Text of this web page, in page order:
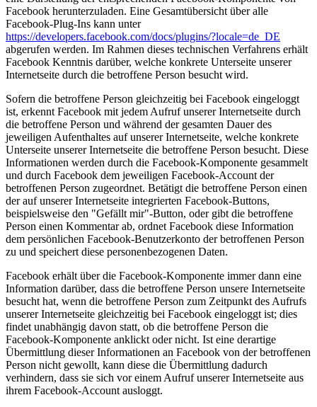
Facebook herunterzuladen. Eine Gesamtübersicht über alle
Facebook-Plug-Ins kann unter
https://developers.facebook.com/docs/plugins/?locale=de_DE
abgerufen werden. Im Rahmen dieses technischen Verfahrens erhält
Facebook Kenntnis darüber, welche konkrete Unterseite unserer
Internetseite durch die betroffene Person besucht wird.
Sofern die betroffene Person gleichzeitig bei Facebook eingeloggt
ist, erkennt Facebook mit jedem Aufruf unserer Internetseite durch
die betroffene Person und während der gesamten Dauer des
jeweiligen Aufenthaltes auf unserer Internetseite, welche konkrete
Unterseite unserer Internetseite die betroffene Person besucht. Diese
Informationen werden durch die Facebook-Komponente gesammelt
und durch Facebook dem jeweiligen Facebook-Account der
betroffenen Person zugeordnet. Betätigt die betroffene Person einen
der auf unserer Internetseite integrierten Facebook-Buttons,
beispielsweise den "Gefällt mir"-Button, oder gibt die betroffene
Person einen Kommentar ab, ordnet Facebook diese Information
dem persönlichen Facebook-Benutzerkonto der betroffenen Person
zu und speichert diese personenbezogenen Daten.
Facebook erhält über die Facebook-Komponente immer dann eine
Information darüber, dass die betroffene Person unsere Internetseite
besucht hat, wenn die betroffene Person zum Zeitpunkt des Aufrufs
unserer Internetseite gleichzeitig bei Facebook eingeloggt ist; dies
findet unabhängig davon statt, ob die betroffene Person die
Facebook-Komponente anklickt oder nicht. Ist eine derartige
Übermittlung dieser Informationen an Facebook von der betroffenen
Person nicht gewollt, kann diese die Übermittlung dadurch
verhindern, dass sie sich vor einem Aufruf unserer Internetseite aus
ihrem Facebook-Account ausloggt.